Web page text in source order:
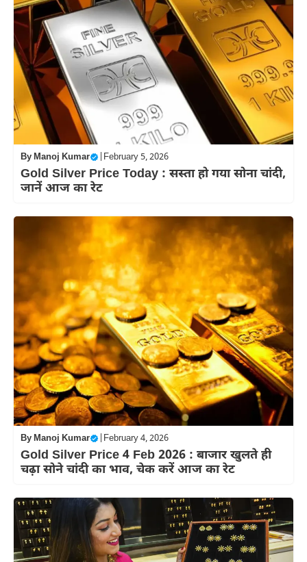
ByManoj Kumar February 5, 2026
Gold Silver Price Today : सस्‍ता हो गया सोना चांदी,
जानें आज का रेट
ByManoj Kumar February 4, 2026
Gold Silver Price 4 Feb 2026 : बाजार खुलते ही
चढ़ा सोने चांदी का भाव, चेक करें आज का रेट